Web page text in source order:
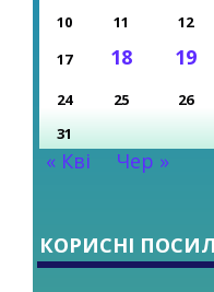
10
11 12
17
18 19
24 25 26
31
« Кві Чер »
КОРИСНІ